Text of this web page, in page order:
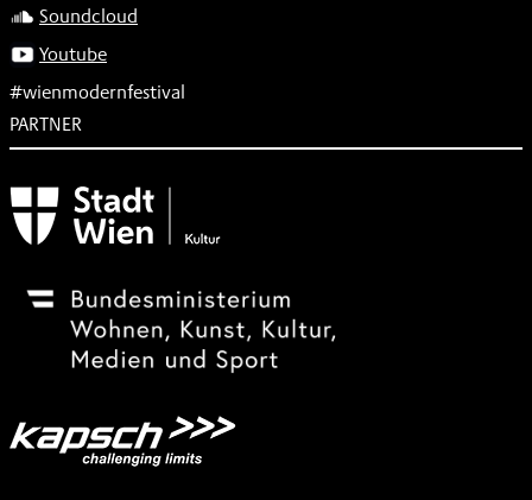
Soundcloud
Youtube
#wienmodernfestival
PARTNER
Subventionsgeber